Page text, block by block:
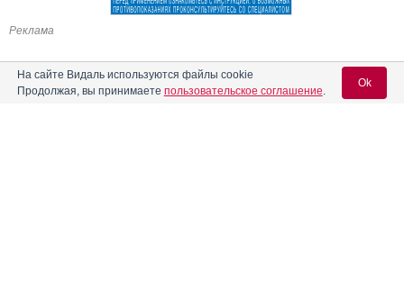
Реклама
На сайте Видаль используются файлы cookie
Продолжая, вы принимаете пользовательское соглашение.
Ok